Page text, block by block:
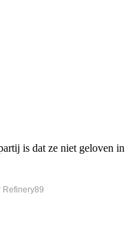
is dat ze niet geloven in
Refinery89